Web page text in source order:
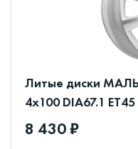
Литые диски
4x100 DIA67.1
8 430 ₽